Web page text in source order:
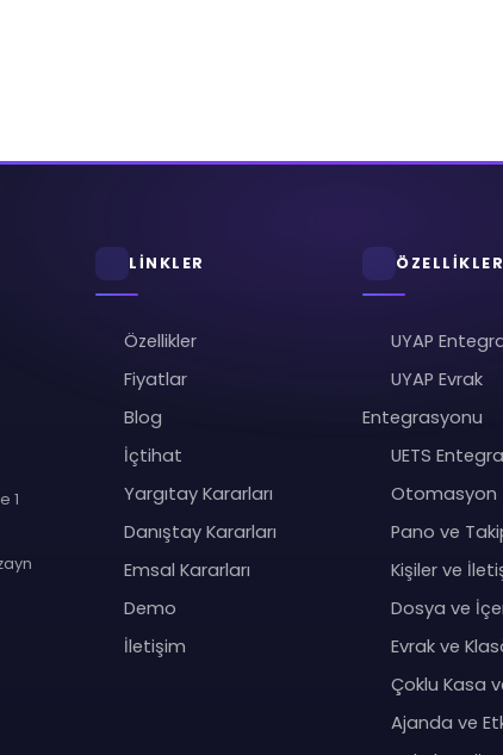
1
LİNKLER
Özellikler
Fiyatlar
Blog
İçtihat
Yargıtay Kararları
Danıştay Kararları
Emsal Kararları
Demo
İletişim
ÖZELLİKLER
UYAP
UYAP Evrak
Entegrasyonu
UETS
Otomasyon
Pano ve
Kişiler ve
Dosya ve
Evrak ve
Çoklu Kasa
Ajanda ve